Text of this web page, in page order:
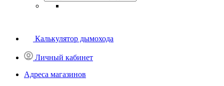
Калькулятор дымохода
Личный кабинет
Адреса магазинов